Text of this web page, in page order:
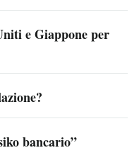
e Giappone per
bancario”